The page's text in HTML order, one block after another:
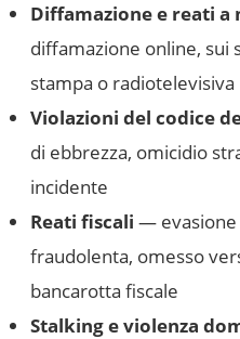
Diffamazione e reati a
diffamazione online, sui
stampa o radiotelevisiva
Violazioni del codice
di ebbrezza, omicidio
incidente
Reati fiscali — evasione
fraudolenta, omesso
bancarotta fiscale
Stalking e violenza